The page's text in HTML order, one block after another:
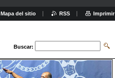
Buscar:
Mapa del sitio RSS Imprimir